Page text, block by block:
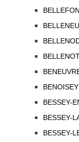
BENOISEY
BESSEY-
BESSEY-
BESSEY-